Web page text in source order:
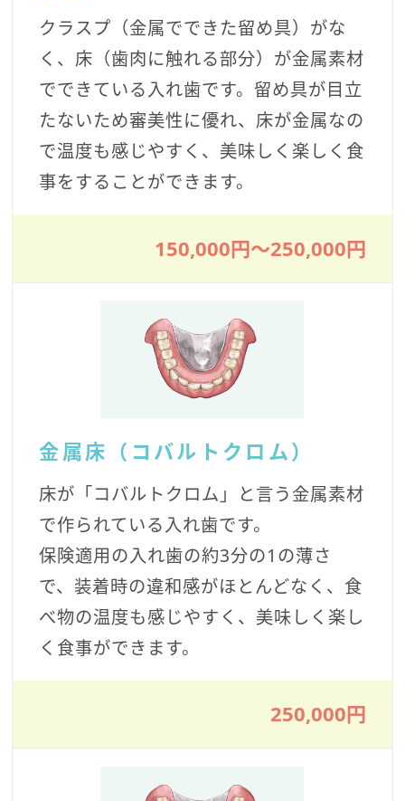
クラスプ（金属でできた留め具）がな
く、床（歯肉に触れる部分）が金属素材
でできている入れ歯です。留め具が目立
たないため審美性に優れ、床が金属なの
で温度も感じやすく、美味しく楽しく食
事をすることができます。
150,000円〜250,000円
金属床（コバルトクロム）
床が「コバルトクロム」と言う金属素材
で作られている入れ歯です。
保険適用の入れ歯の約3分の1の薄さ
で、装着時の違和感がほとんどなく、食
べ物の温度も感じやすく、美味しく楽し
く食事ができます。
250,000円